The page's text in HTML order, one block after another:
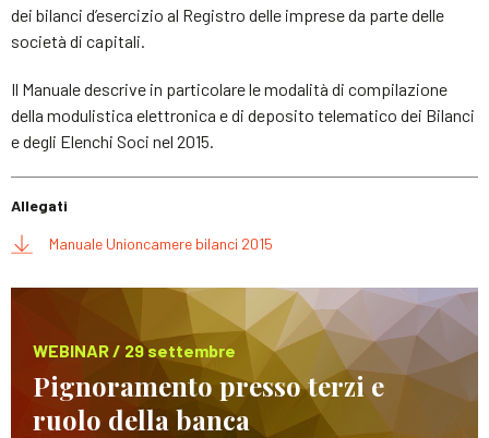
dei bilanci d’esercizio al Registro delle imprese da parte delle
società di capitali.
Il Manuale descrive in particolare le modalità di compilazione
della modulistica elettronica e di deposito telematico dei Bilanci
e degli Elenchi Soci nel 2015.
Allegati
Manuale Unioncamere bilanci 2015
WEBINAR / 29 settembre
Pignoramento presso terzi e
ruolo della banca